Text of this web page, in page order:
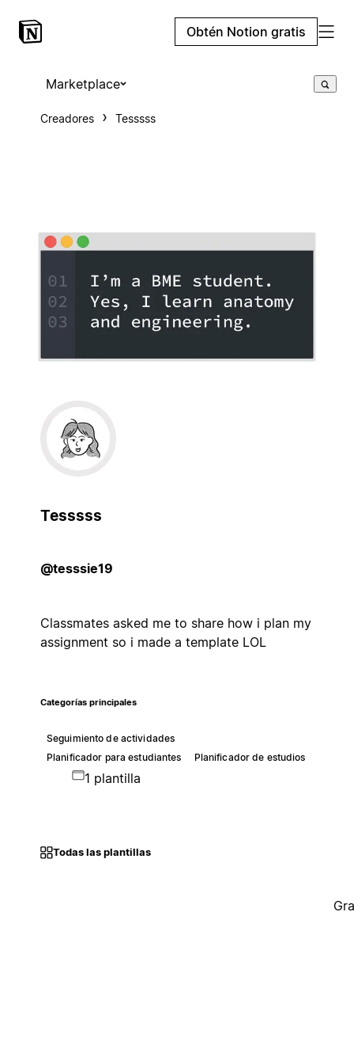
Obtén Notion gratis
Marketplace
Creadores Tesssss
Tesssss
@tesssie19
Classmates asked me to share how i plan my
assignment so i made a template LOL
Categorías principales
Seguimiento de actividades
Planificador para estudiantes
Planificador de estudios
1 plantilla
Todas las plantillas